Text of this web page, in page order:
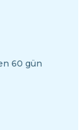
60 gün